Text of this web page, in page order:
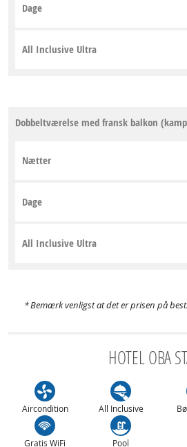
Dage
All Inclusive Ultra
Dobbeltværelse med fransk balkon
Nætter
Dage
All Inclusive Ultra
Bemærk venligst at det er prisen på
HOTEL OBA
Aircondition All Inclusive
Gratis WiFi Pool